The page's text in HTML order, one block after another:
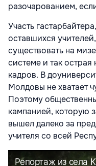
разочарованием,
Участь
оставшихся
существовать на
системе и так острая
кадров. В
Молдовы не хватает
Поэтому
кампанией, которую
вышел далеко за
учителя со всей